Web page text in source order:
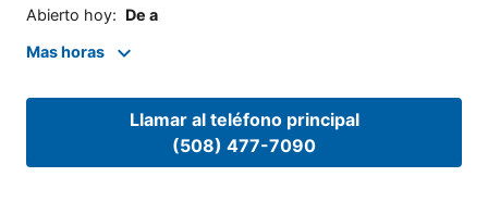
Abierto hoy: De a
Mas horas
Llamar al teléfono principal
(508) 477-7090